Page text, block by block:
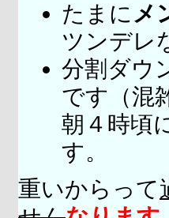
たまに メ
ツンデレ
分割ダウ
です（混
朝４時頃
す。
重いからって